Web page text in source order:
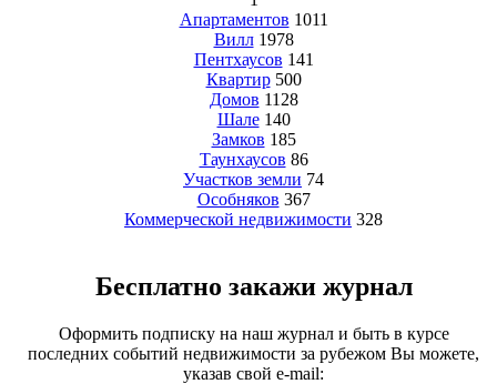
Апартаментов 1011
Вилл 1978
Пентхаусов 141
Квартир 500
Домов 1128
Шале 140
Замков 185
Таунхаусов 86
Участков земли 74
Особняков 367
Коммерческой недвижимости 328
Бесплатно закажи журнал
Оформить подписку на наш журнал и быть в курсе
последних событий недвижимости за рубежом Вы можете,
указав свой e-mail: